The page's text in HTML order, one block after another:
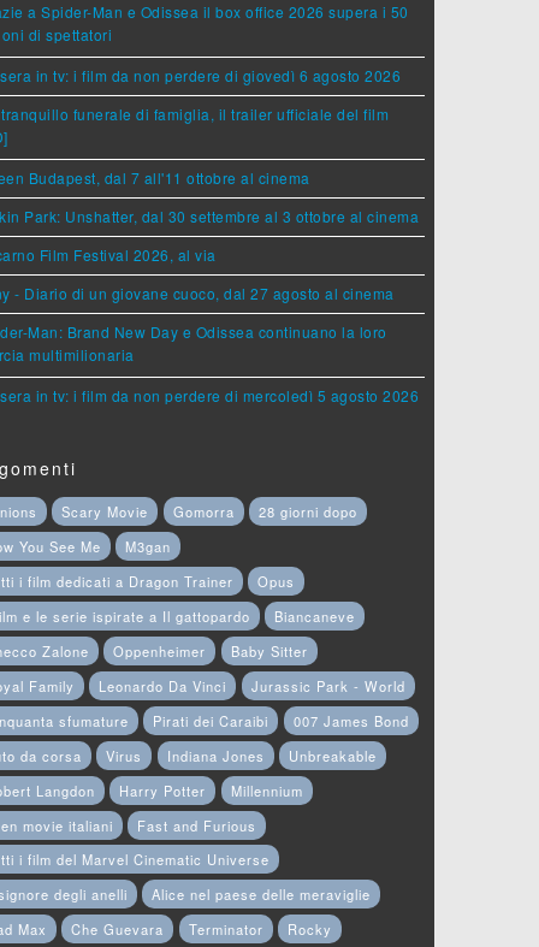
a Spider-Man e Odissea il box office 2026 supera i 50
di spettatori
in tv: i film da non perdere di giovedì 6 agosto 2026
funerale di famiglia, il trailer ufficiale del film
Budapest, dal 7 all'11 ottobre al cinema
Park: Unshatter, dal 30 settembre al 3 ottobre al cinema
Film Festival 2026, al via
- Diario di un giovane cuoco, dal 27 agosto al cinema
Man: Brand New Day e Odissea continuano la loro
multimilionaria
in tv: i film da non perdere di mercoledì 5 agosto 2026
Scary Movie Gomorra
28 giorni dopo
You See Me
M3gan
i film dedicati a Dragon Trainer
Opus
e le serie ispirate a Il gattopardo
Biancaneve
Zalone
Oppenheimer
Baby Sitter
Family
Leonardo Da Vinci
Jurassic Park - World
sfumature
Pirati dei Caraibi
007 James Bond
da corsa
Virus Indiana Jones
Unbreakable
Langdon
Harry Potter
Millennium
movie italiani
Fast and Furious
i film del Marvel Cinematic Universe
degli anelli
Alice nel paese delle meraviglie
Max
Che Guevara Terminator Rocky